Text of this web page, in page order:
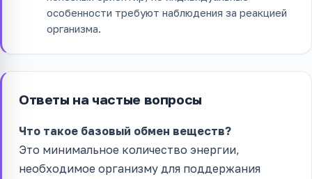
особенности требуют наблюдения за реакцией
организма.
Ответы на частые вопросы
Что такое базовый обмен веществ?
Это минимальное количество энергии,
необходимое организму для поддержания